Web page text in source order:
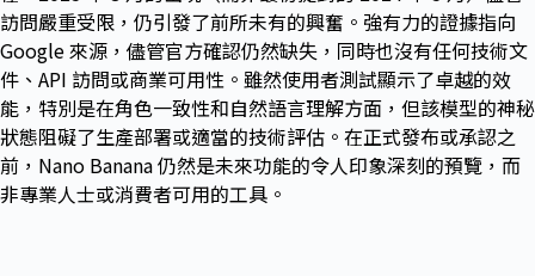
訪問嚴重受限，仍引發了前所未有的興奮。強有力的證據指向
Google 來源，儘管官方確認仍然缺失，同時也沒有任何技術文
件、API 訪問或商業可用性。雖然使用者測試顯示了卓越的效
能，特別是在角色一致性和自然語言理解方面，但該模型的神秘
狀態阻礙了生產部署或適當的技術評估。在正式發布或承認之
前，Nano Banana 仍然是未來功能的令人印象深刻的預覽，而
非專業人士或消費者可用的工具。